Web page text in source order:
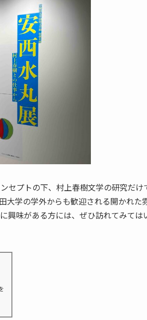
セプトの下、村上春樹文学の研究だけ
大学の学外からも歓迎される開かれた
興味がある方には、ぜひ訪れてみては